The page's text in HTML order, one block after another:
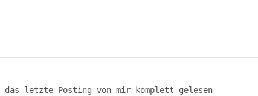
[  ] du hast das letzte Posting von mir komplett gelesen